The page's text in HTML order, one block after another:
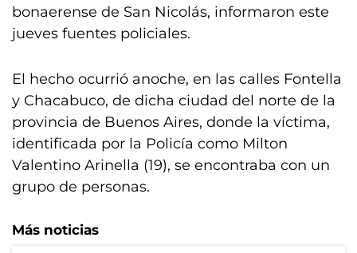
bonaerense de San Nicolás, informaron este
jueves fuentes policiales.
El hecho ocurrió anoche, en las calles Fontella
y Chacabuco, de dicha ciudad del norte de la
provincia de Buenos Aires, donde la víctima,
identificada por la Policía como Milton
Valentino Arinella (19), se encontraba con un
grupo de personas.
Más noticias